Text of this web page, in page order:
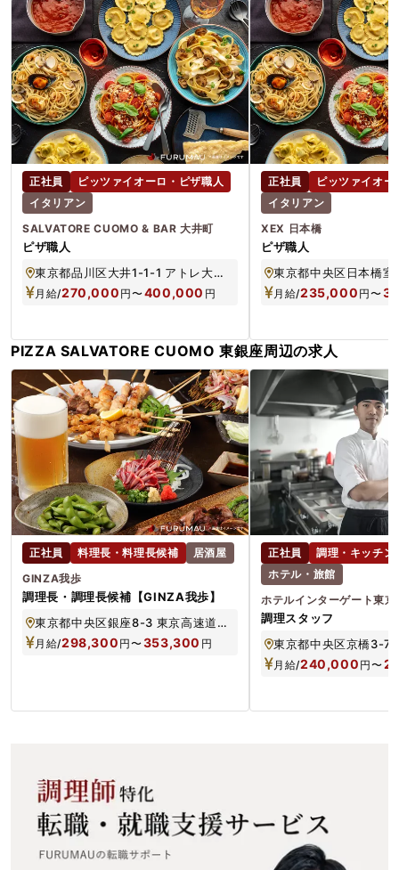
正社員
ピッツァイオーロ・ピザ職人
イタリアン
SALVATORE CUOMO & BAR 大井町
ピザ職人
東京都品川区大井1-1-1 アトレ大井町2 2F
月給/270,000 円〜400,000 円
正社員
ピッツァイオ
イタリアン
XEX 日本橋
ピザ職人
月給/235,000 円〜
PIZZA SALVATORE CUOMO 東銀座周辺の求人
正社員 料理長・料理長候補
居酒屋
GINZA我歩
調理長・調理長候補【GINZA我歩】
東京都中央区銀座8-3 東京高速道路西土橋ビル1階
月給/298,300 円〜353,300 円
正社員
調理・キッチン
ホテル・旅館
ホテルインターゲート東京
調理スタッフ
東京都中央区京橋3-
月給/240,000 円〜